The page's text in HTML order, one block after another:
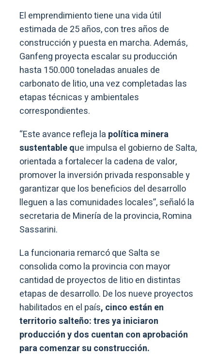
El emprendimiento tiene una vida útil
estimada de 25 años, con tres años de
construcción y puesta en marcha. Además,
Ganfeng proyecta escalar su producción
hasta 150.000 toneladas anuales de
carbonato de litio, una vez completadas las
etapas técnicas y ambientales
correspondientes.
“Este avance refleja la política minera
sustentable que impulsa el gobierno de Salta,
orientada a fortalecer la cadena de valor,
promover la inversión privada responsable y
garantizar que los beneficios del desarrollo
lleguen a las comunidades locales”, señaló la
secretaria de Minería de la provincia, Romina
Sassarini.
La funcionaria remarcó que Salta se
consolida como la provincia con mayor
cantidad de proyectos de litio en distintas
etapas de desarrollo. De los nueve proyectos
habilitados en el país, cinco están en
territorio salteño: tres ya iniciaron
producción y dos cuentan con aprobación
para comenzar su construcción.